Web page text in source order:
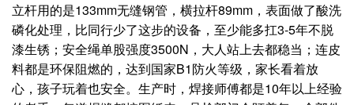
立杆用的是133mm无缝钢管，横拉杆89mm，表面做了酸洗
磷化处理，比同行少了这步的设备，至少能多扛3-5年不脱
漆生锈；安全绳单股强度3500N，大人站上去都稳当；连皮
料都是环保阻燃的，达到国家B1防火等级，家长看着放
心，孩子玩着也安全。生产时，焊接师傅都是10年以上经验